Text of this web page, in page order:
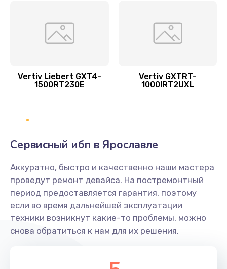
Vertiv Liebert GXT4-
1500RT230E
Vertiv GXTRT-
1000IRT2UXL
Сервисный ибп в Ярославле
Аккуратно, быстро и качественно наши мастера
проведут ремонт девайса. На постремонтный
период предоставляется гарантия, поэтому
если во время дальнейшей эксплуатации
техники возникнут какие-то проблемы, можно
снова обратиться к нам для их решения.